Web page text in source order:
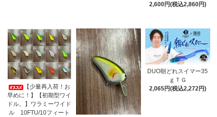
2,600円(税込2,860円)
【少量再入荷！お
早めに！】【初期型ワイ
ドル。】ワラミーワイド
ル 10FTU/10フィート
DUO朝どれスイマー35
ｇＴＧ
2,065円(税込2,272円)